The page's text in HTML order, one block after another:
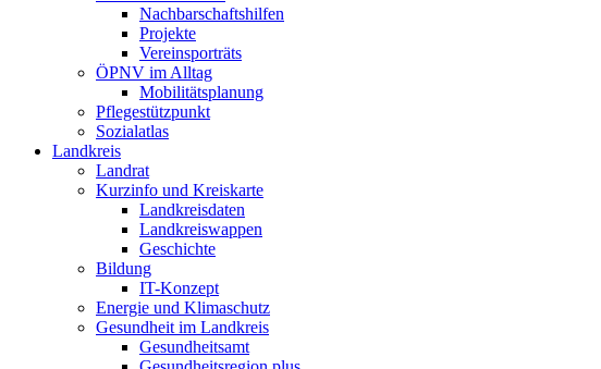
Nachbarschaftshilfen
Projekte
Vereinsporträts
ÖPNV im Alltag
Mobilitätsplanung
Pflegestützpunkt
Sozialatlas
Landkreis
Landrat
Kurzinfo und Kreiskarte
Landkreisdaten
Landkreiswappen
Geschichte
Bildung
IT-Konzept
Energie und Klimaschutz
Gesundheit im Landkreis
Gesundheitsamt